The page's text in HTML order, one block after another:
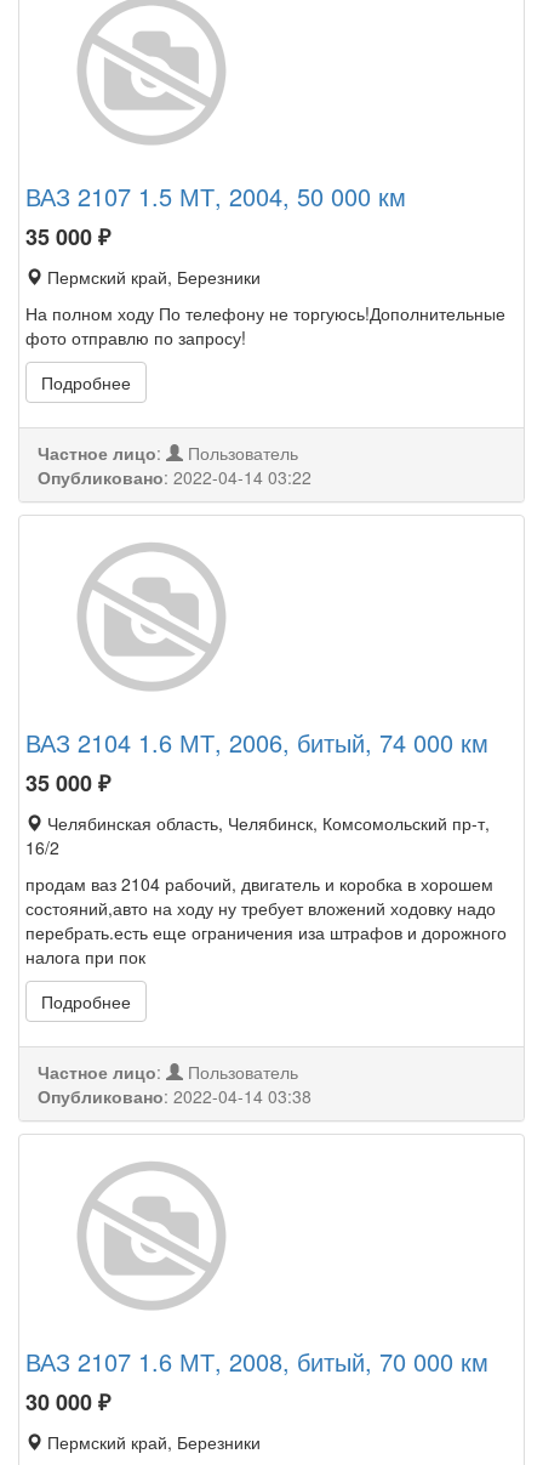
ВАЗ 2107 1.5 МТ, 2004, 50 000 км
35 000₽
Пермский край, Березники
На полном ходу По телефону не торгуюсь!Дополнительные
фото отправлю по запросу!
Подробнее
Частное лицо:
Пользователь
Опубликовано: 2022-04-14 03:22
ВАЗ 2104 1.6 МТ, 2006, битый, 74 000 км
35 000₽
Челябинская область, Челябинск, Комсомольский пр-т,
16/2
продам ваз 2104 рабочий, двигатель и коробка в хорошем
состояний,авто на ходу ну требует вложений ходовку надо
перебрать.есть еще ограничения иза штрафов и дорожного
налога при пок
Подробнее
Частное лицо:
Пользователь
Опубликовано: 2022-04-14 03:38
ВАЗ 2107 1.6 МТ, 2008, битый, 70 000 км
30 000₽
Пермский край, Березники